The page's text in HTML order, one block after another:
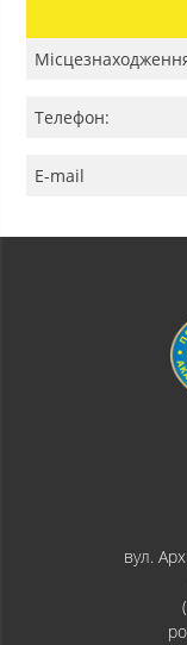
Телефон:
E-mail
вул.